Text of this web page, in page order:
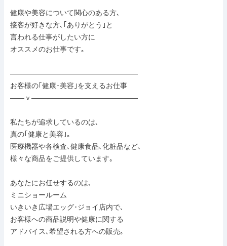
健康や美容について関心のある方､
接客が好きな方､｢ありがとう｣と
言われる仕事がしたい方に
オススメのお仕事です｡
――――――――――――――――――
お客様の｢健康･美容｣を支えるお仕事
――ｖ―――――――――――――――
私たちが追求しているのは､
真の｢健康と美容｣。
医療機器や各検査､健康食品､化粧品など､
様々な商品をご提供しています｡
あなたにお任せするのは､
ミニショールーム
いきいき広場エッグ･ジョイ店内で､
お客様への商品説明や健康に関する
アドバイス､希望される方への販売｡